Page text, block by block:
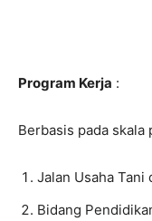
Program Kerja :
Berbasis pada skala
Jalan Usaha Tani
Bidang